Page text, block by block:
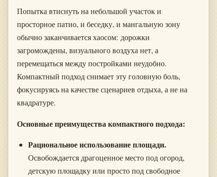
Попытка втиснуть на небольшой участок и
просторное патио, и беседку, и мангальную зону
обычно заканчивается хаосом: дорожки
загромождены, визуального воздуха нет, а
перемещаться между постройками неудобно.
Компактный подход снимает эту головную боль,
фокусируясь на качестве сценариев отдыха, а не на
квадратуре.
Основные преимущества компактного подхода:
Рациональное использование площади.
Освобождается драгоценное место под огород,
детскую площадку или просто под свободное